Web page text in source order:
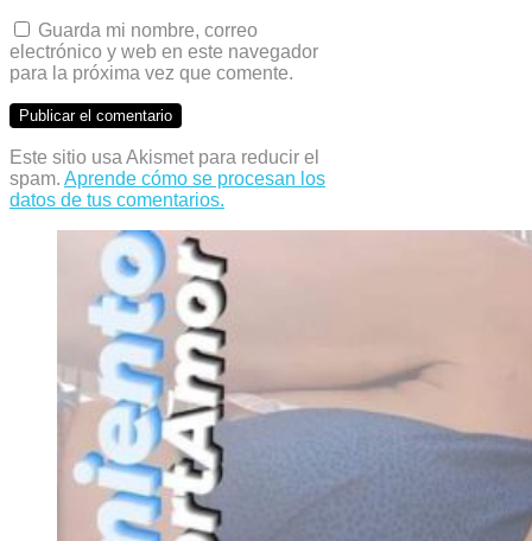
Guarda mi nombre, correo
electrónico y web en este navegador
para la próxima vez que comente.
Este sitio usa Akismet para reducir el
spam. Aprende cómo se procesan los
datos de tus comentarios.